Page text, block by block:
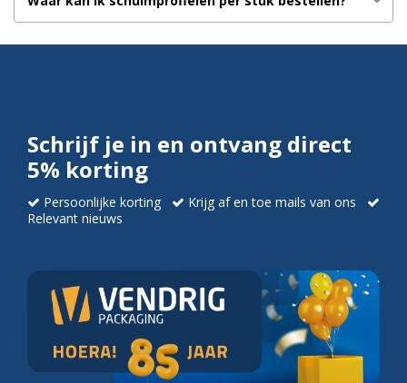
Schrijf je in en ontvang direct
5% korting
Persoonlijke korting
Krijg af en toe mails van ons
Relevant nieuws